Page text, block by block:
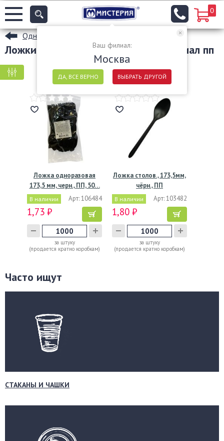
Ваш филиал:
Москва
ДА, ВСЕ ВЕРНО ВЫБРАТЬ ДРУГОЙ
0
Одноразовые ложки
Ложки столовые и десертные материал пп
Ложка одноразовая
173,5 мм, черн., ПП, 50…
В наличии Арт: 106484
1,73 ₽
за штуку
(продается кратно коробкам)
Ложка столов., 173,5мм,
чёрн., ПП
В наличии Арт: 103482
1,80 ₽
за штуку
(продается кратно коробкам)
Часто ищут
СТАКАНЫ И ЧАШКИ